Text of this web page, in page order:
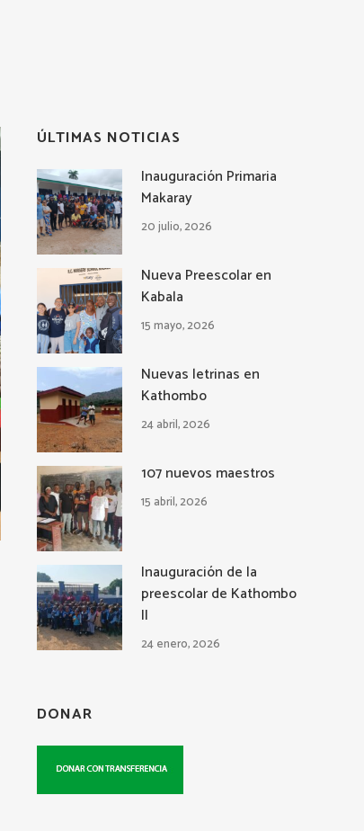
ÚLTIMAS NOTICIAS
Inauguración Primaria
Makaray
20 julio, 2026
Nueva Preescolar en
Kabala
15 mayo, 2026
Nuevas letrinas en
Kathombo
24 abril, 2026
107 nuevos maestros
15 abril, 2026
Inauguración de la
preescolar de Kathombo
II
24 enero, 2026
DONAR